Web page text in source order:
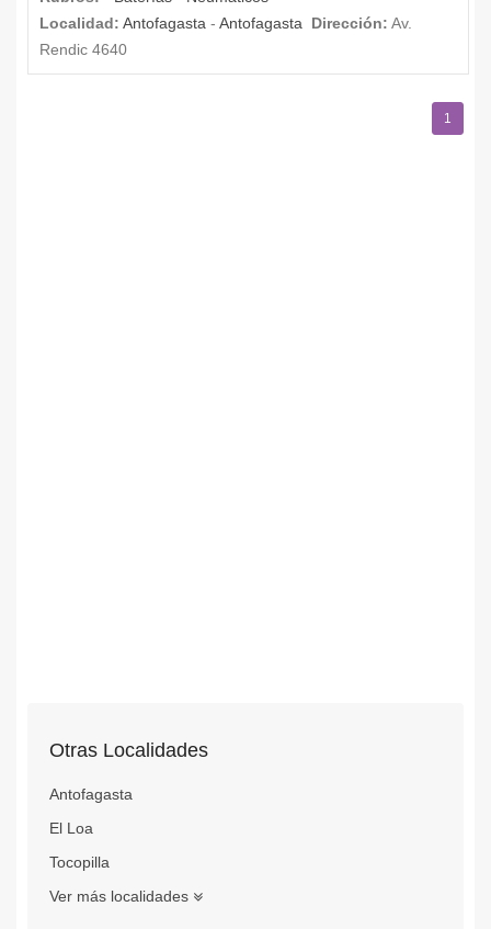
Localidad: Antofagasta - Antofagasta Dirección: Av.
Rendic 4640
1
Otras Localidades
Antofagasta
El Loa
Tocopilla
Ver más localidades